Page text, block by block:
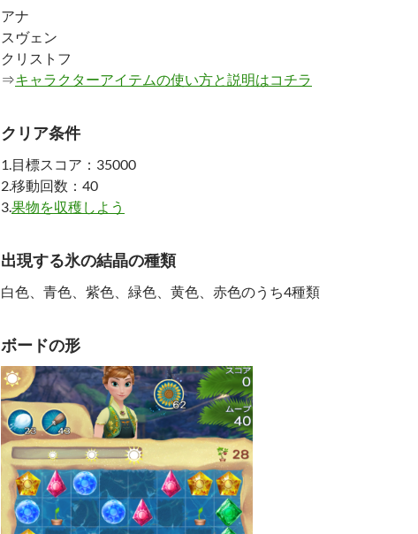
アナ
スヴェン
クリストフ
⇒キャラクターアイテムの使い方と説明はコチラ
クリア条件
1.目標スコア：35000
2.移動回数：40
3.果物を収穫しよう
出現する氷の結晶の種類
白色、青色、紫色、緑色、黄色、赤色のうち4種類
ボードの形